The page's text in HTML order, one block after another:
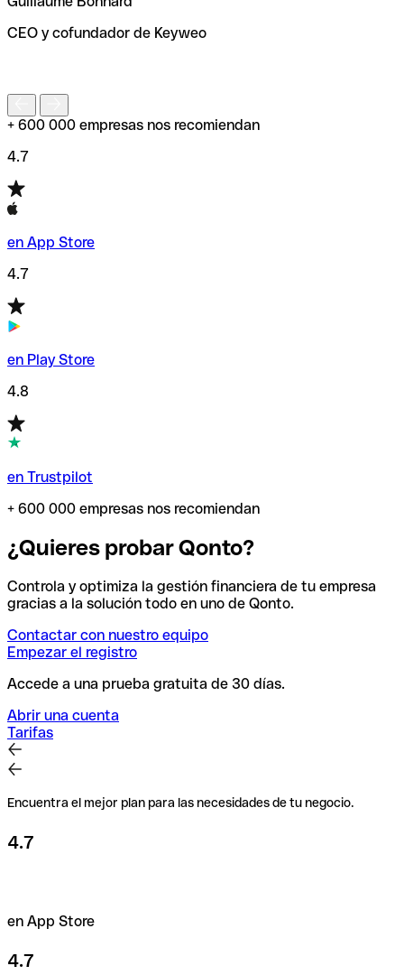
de enviar tu transferencia.
CEO y cofundador de Keyweo
+ 600 000 empresas nos recomiendan
4.7
en App Store
4.7
en Play Store
4.8
en Trustpilot
+ 600 000 empresas nos recomiendan
¿Quieres probar Qonto?
Controla y optimiza la gestión financiera de tu empresa
gracias a la solución todo en uno de Qonto.
Contactar con nuestro equipo
Empezar el registro
Accede a una prueba gratuita de 30 días.
Abrir una cuenta
Tarifas
Encuentra el mejor plan para las necesidades de tu negocio.
4.7
en App Store
4.7